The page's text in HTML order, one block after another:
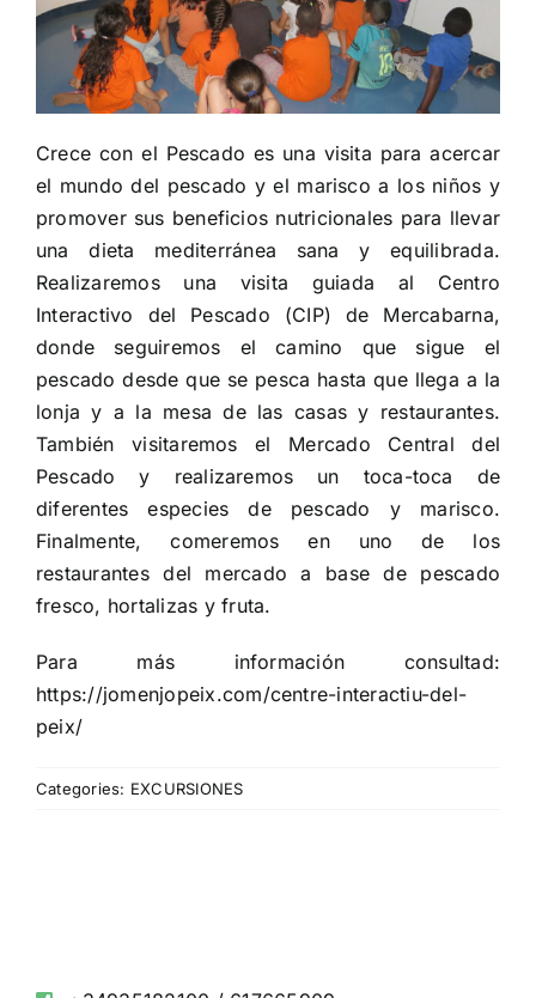
Crece con el Pescado es una visita para acercar
el mundo del pescado y el marisco a los niños y
promover sus beneficios nutricionales para llevar
una dieta mediterránea sana y equilibrada.
Realizaremos una visita guiada al Centro
Interactivo del Pescado (CIP) de Mercabarna,
donde seguiremos el camino que sigue el
pescado desde que se pesca hasta que llega a la
lonja y a la mesa de las casas y restaurantes.
También visitaremos el Mercado Central del
Pescado y realizaremos un toca-toca de
diferentes especies de pescado y marisco.
Finalmente, comeremos en uno de los
restaurantes del mercado a base de pescado
fresco, hortalizas y fruta.
Para más información consultad:
https://jomenjopeix.com/centre-interactiu-del-
peix/
Categories: EXCURSIONES